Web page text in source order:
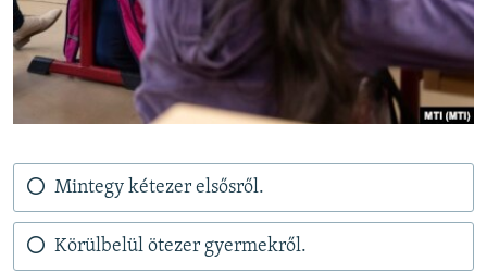
Mintegy kétezer elsősről.
Körülbelül ötezer gyermekről.